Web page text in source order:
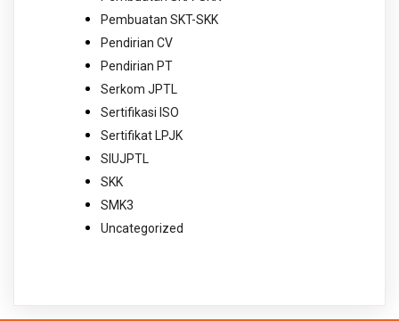
Pembuatan SKT-SKK
Pendirian CV
Pendirian PT
Serkom JPTL
Sertifikasi ISO
Sertifikat LPJK
SIUJPTL
SKK
SMK3
Uncategorized